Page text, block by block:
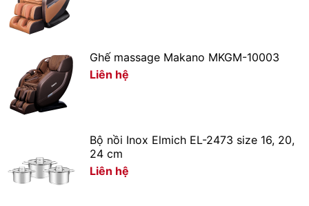
Máy xay sinh tố Bear trang bị lưỡi dao 4 cánh bằng
Lưỡi dao kép chia thành 2 hướng giúp xay nhuyễn mịn
thực phẩm nhanh chóng, tiết kiệm thời gian.
Ghế massage Makano MKGM-10003
Liên hệ
Bộ nồi Inox Elmich EL-2473 size 16, 20,
24 cm
Liên hệ